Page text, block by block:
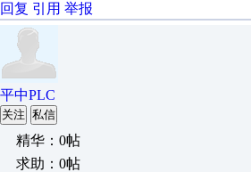
回复 引用 举报
平中PLC
关注 私信
精华：0帖
求助：0帖